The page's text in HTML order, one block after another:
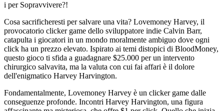
i per Sopravvivere?!
Cosa sacrificheresti per salvare una vita? Lovemoney Harvey, il
provocatorio clicker game dello sviluppatore indie Calvin Barr,
catapulta i giocatori in un mondo moralmente ambiguo dove ogni
click ha un prezzo elevato. Ispirato ai temi distopici di BloodMoney,
questo gioco ti sfida a guadagnare $25.000 per un intervento
chirurgico salvavita, ma la valuta con cui fai affari è il dolore
dell'enigmatico Harvey Harvington.
Fondamentalmente, Lovemoney Harvey è un clicker game dalle
conseguenze profonde. Incontri Harvey Harvington, una figura